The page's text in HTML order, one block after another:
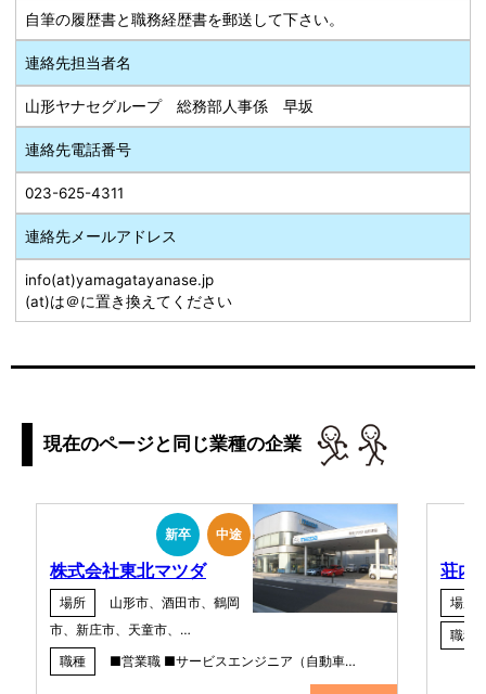
自筆の履歴書と職務経歴書を郵送して下さい。
連絡先担当者名
山形ヤナセグループ 総務部人事係 早坂
連絡先電話番号
023-625-4311
連絡先メールアドレス
info(at)yamagatayanase.jp
(at)は＠に置き換えてください
現在のページと同じ業種の企業
新卒 中途
株式会社東北マツダ
場所
山形市、酒田市、鶴岡
市、新庄市、天童市、…
職種
■営業職 ■サービスエンジニア（自動車…
荘内
場所
職種